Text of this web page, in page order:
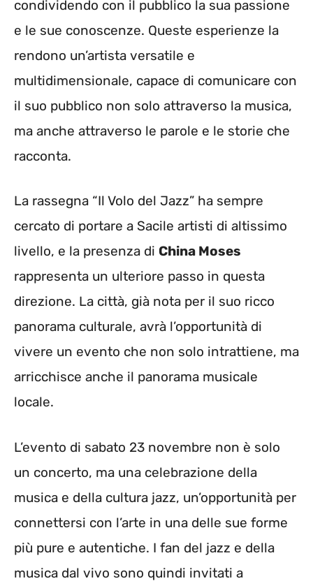
condividendo con il pubblico la sua passione
e le sue conoscenze. Queste esperienze la
rendono un’artista versatile e
multidimensionale, capace di comunicare con
il suo pubblico non solo attraverso la musica,
ma anche attraverso le parole e le storie che
racconta.
La rassegna “Il Volo del Jazz” ha sempre
cercato di portare a Sacile artisti di altissimo
livello, e la presenza di China Moses
rappresenta un ulteriore passo in questa
direzione. La città, già nota per il suo ricco
panorama culturale, avrà l’opportunità di
vivere un evento che non solo intrattiene, ma
arricchisce anche il panorama musicale
locale.
L’evento di sabato 23 novembre non è solo
un concerto, ma una celebrazione della
musica e della cultura jazz, un’opportunità per
connettersi con l’arte in una delle sue forme
più pure e autentiche. I fan del jazz e della
musica dal vivo sono quindi invitati a